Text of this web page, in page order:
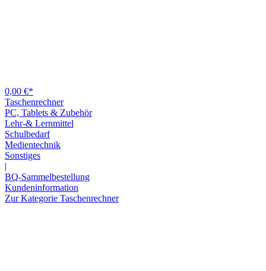
0,00 €*
Taschenrechner
PC, Tablets & Zubehör
Lehr-& Lernmittel
Schulbedarf
Medientechnik
Sonstiges
|
BQ-Sammelbestellung
Kundeninformation
Zur Kategorie Taschenrechner